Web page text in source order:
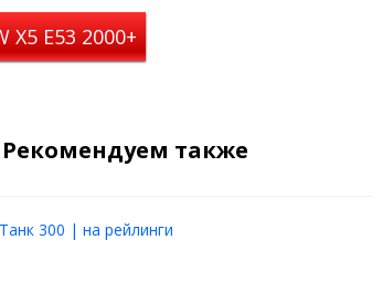
E53 2000+
Рекомендуем также
300 | на рейлинги